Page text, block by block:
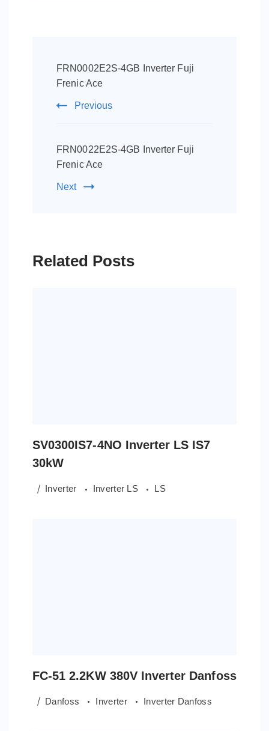
Navigation
FRN0002E2S-4GB Inverter Fuji
Frenic Ace
Previous
FRN0022E2S-4GB Inverter Fuji
Frenic Ace
Next
Related Posts
SV0300IS7-4NO Inverter LS IS7
30kW
Inverter Inverter LS LS
FC-51 2.2KW 380V Inverter Danfoss
Danfoss Inverter Inverter Danfoss